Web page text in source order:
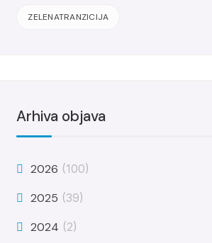
ZELENATRANZICIJA
Arhiva objava
2026 (100)
2025 (39)
2024 (2)